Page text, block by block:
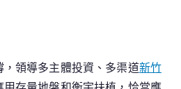
領導多主體投資、多渠道新竹